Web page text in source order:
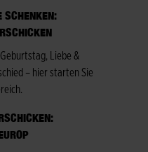
SCHENKEN:
Liebe &
– hier starten Sie